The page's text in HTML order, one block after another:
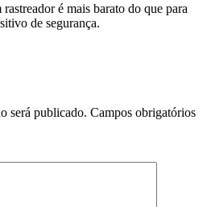
é mais barato do que para
de segurança.
será publicado. Campos obrigatórios